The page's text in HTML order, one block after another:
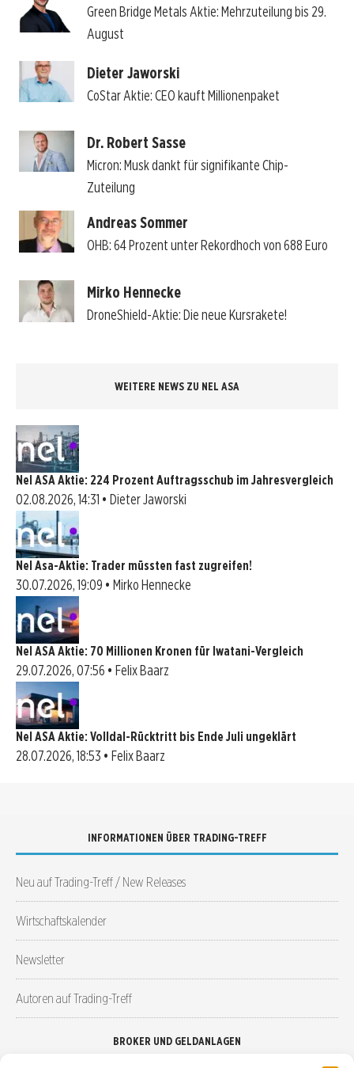
Green Bridge Metals Aktie: Mehrzuteilung bis 29.
August
Dieter Jaworski
CoStar Aktie: CEO kauft Millionenpaket
Dr. Robert Sasse
Micron: Musk dankt für signifikante Chip-
Zuteilung
Andreas Sommer
OHB: 64 Prozent unter Rekordhoch von 688 Euro
Mirko Hennecke
DroneShield-Aktie: Die neue Kursrakete!
WEITERE NEWS ZU NEL ASA
Nel ASA Aktie: 224 Prozent Auftragsschub im Jahresvergleich
02.08.2026, 14:31 • Dieter Jaworski
Nel Asa-Aktie: Trader müssten fast zugreifen!
30.07.2026, 19:09 • Mirko Hennecke
Nel ASA Aktie: 70 Millionen Kronen für Iwatani-Vergleich
29.07.2026, 07:56 • Felix Baarz
Nel ASA Aktie: Volldal-Rücktritt bis Ende Juli ungeklärt
28.07.2026, 18:53 • Felix Baarz
INFORMATIONEN ÜBER TRADING-TREFF
Neu auf Trading-Treff / New Releases
Wirtschaftskalender
Newsletter
Autoren auf Trading-Treff
BROKER UND GELDANLAGEN